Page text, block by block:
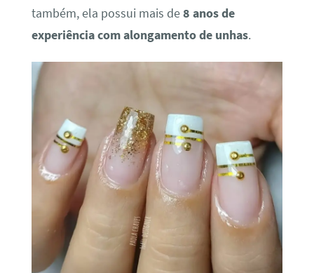
também, ela possui mais de8 anos de
experiência com alongamento de unhas.